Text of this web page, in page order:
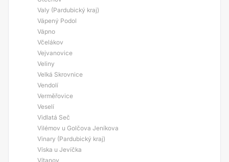
Valy (Pardubický kraj)
Vápený Podol
Vápno
Včelákov
Vejvanovice
Veliny
Velká Skrovnice
Vendolí
Verměřovice
Veselí
Vidlatá Seč
Vilémov u Golčova Jeníkova
Vinary (Pardubický kraj)
Víska u Jevíčka
Vítanov